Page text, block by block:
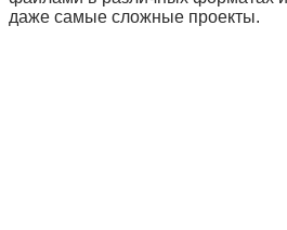
даже самые сложные проекты.